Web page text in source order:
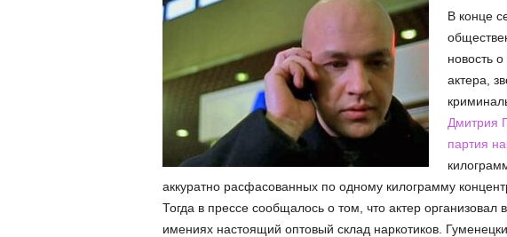
В конце
новость о
актера,
Дмитрия
партия
аккуратно расфасованных по одному килограмму
Тогда в прессе сообщалось о том, что актер
имениях настоящий оптовый склад наркотиков.